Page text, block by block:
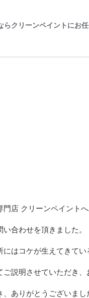
店 クリーンペイント
合わせを頂きました。
はコケが生えてきてい
説明させていただき、
ありがとうございまし